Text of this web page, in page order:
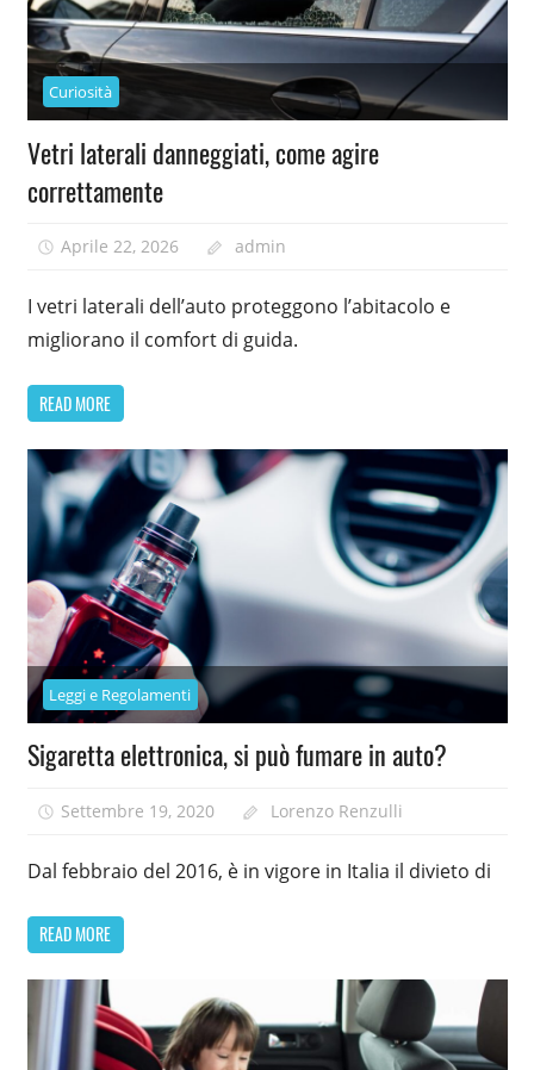
Curiosità
Vetri laterali danneggiati, come agire
correttamente
Aprile 22, 2026 admin
I vetri laterali dell’auto proteggono l’abitacolo e
migliorano il comfort di guida.
READ MORE
Leggi e Regolamenti
Sigaretta elettronica, si può fumare in auto?
Settembre 19, 2020 Lorenzo Renzulli
Dal febbraio del 2016, è in vigore in Italia il divieto di
READ MORE